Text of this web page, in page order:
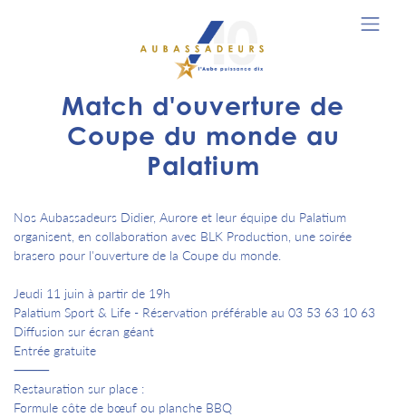
Match d'ouverture de
Coupe du monde au
Palatium
Nos Aubassadeurs Didier, Aurore et leur équipe du Palatium
organisent, en collaboration avec BLK Production, une soirée
brasero pour l'ouverture de la Coupe du monde.
Jeudi 11 juin à partir de 19h
Palatium Sport & Life - Réservation préférable au 03 53 63 10 63
Diffusion sur écran géant
Entrée gratuite
⸻
Restauration sur place :
Formule côte de bœuf ou planche BBQ